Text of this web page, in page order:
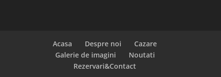
Acasa Despre noi
Cazare
Galerie de imagini
Noutati
Rezervari&Contact